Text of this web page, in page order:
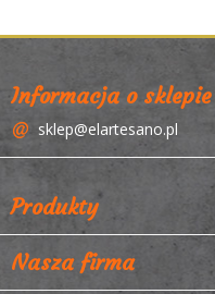
Informacja o sklepie
sklep@elartesano.pl
Produkty
Nasza firma